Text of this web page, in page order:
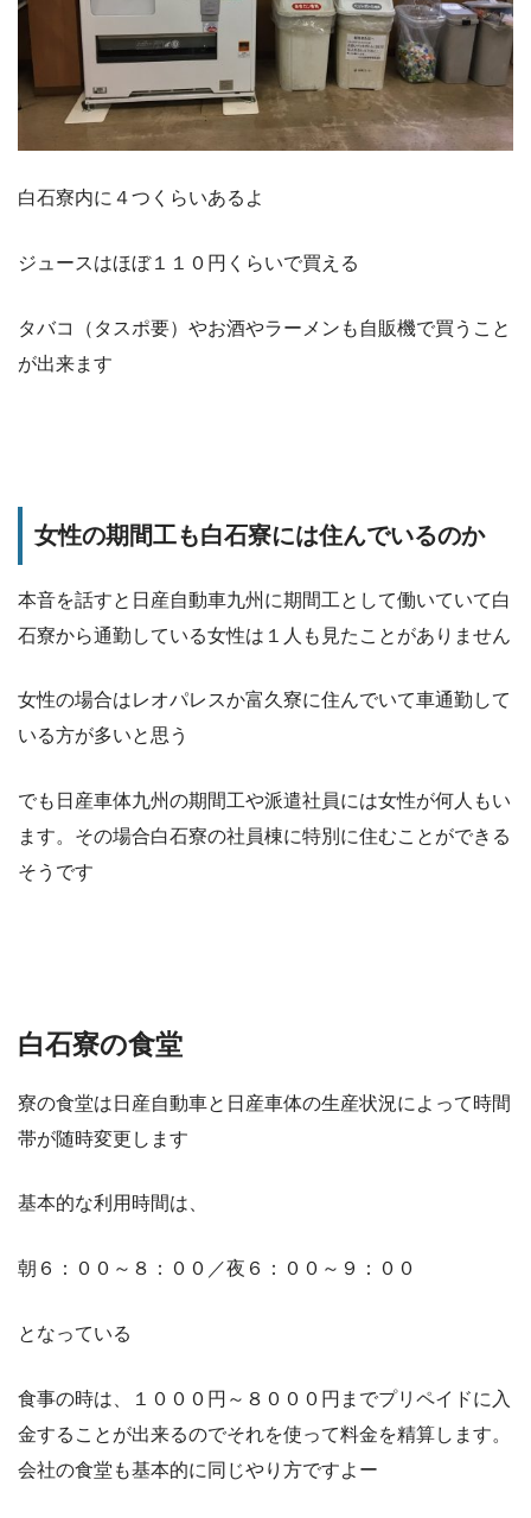
白石寮内に４つくらいあるよ
ジュースはほぼ１１０円くらいで買える
タバコ（タスポ要）やお酒やラーメンも自販機で買うこと
が出来ます
女性の期間工も白石寮には住んでいるのか
本音を話すと日産自動車九州に期間工として働いていて白
石寮から通勤している女性は１人も見たことがありません
女性の場合はレオパレスか富久寮に住んでいて車通勤して
いる方が多いと思う
でも日産車体九州の期間工や派遣社員には女性が何人もい
ます。その場合白石寮の社員棟に特別に住むことができる
そうです
白石寮の食堂
寮の食堂は日産自動車と日産車体の生産状況によって時間
帯が随時変更します
基本的な利用時間は、
朝６：００～８：００／夜６：００～９：００
となっている
食事の時は、１０００円～８０００円までプリペイドに入
金することが出来るのでそれを使って料金を精算します。
会社の食堂も基本的に同じやり方ですよー